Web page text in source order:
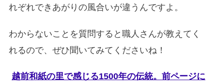
れぞれできあがりの風合いが違うんですよ。
わからないことを質問すると職人さんが教えてく
れるので、ぜひ聞いてみてくださいね！
越前和紙の里で感じる1500年の伝統。前ページに